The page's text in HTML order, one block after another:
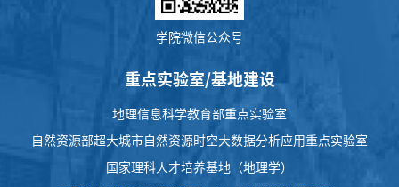
学院微信公众号
重点实验室/基地建设
地理信息科学教育部重点实验室
自然资源部超大城市自然资源时空大数据分析应用重点实验室
国家理科人才培养基地（地理学）